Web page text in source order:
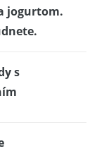
jogurtom.
s